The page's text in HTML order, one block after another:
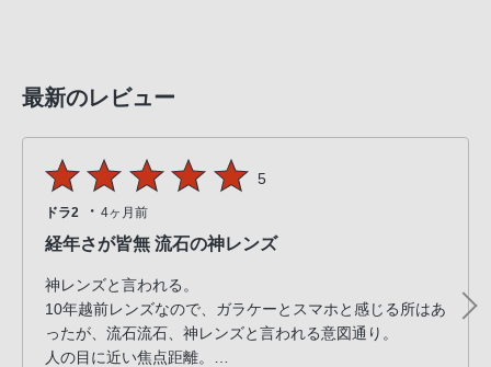
最新のレビュー
5
ドラ2 ・ 4ヶ月前
経年さが皆無 流石の神レンズ
神レンズと言われる。
10年越前レンズなので、ガラケーとスマホと感じる所はあ
ったが、流石流石、神レンズと言われる意図通り。
人の目に近い焦点距離。